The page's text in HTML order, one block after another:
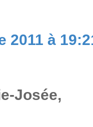
2011 à
Josée,